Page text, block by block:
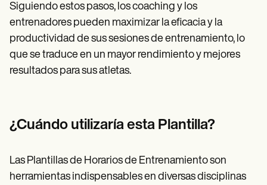
Siguiendo estos pasos, los coaching y los
entrenadores pueden maximizar la eficacia y la
productividad de sus sesiones de entrenamiento, lo
que se traduce en un mayor rendimiento y mejores
resultados para sus atletas.
¿Cuándo utilizaría esta Plantilla?
Las Plantillas de Horarios de Entrenamiento son
herramientas indispensables en diversas disciplinas